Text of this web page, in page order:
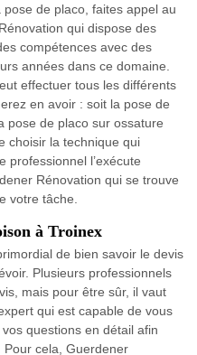
de placo, faites appel au
qui dispose des
compétences avec des
années dans ce domaine.
effectuer tous les différents
en avoir : soit la pose de
pose de placo sur ossature
choisir la technique qui
professionnel l’exécute
Rénovation qui se trouve
votre tâche.
à Troinex
de bien savoir le devis
Plusieurs professionnels
mais pour être sûr, il vaut
qui est capable de vous
questions en détail afin
Pour cela, Guerdener